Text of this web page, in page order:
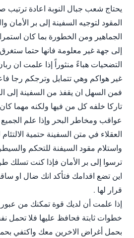
يحتاج شعب جبال النوبة اعادة ترتيب
المقود لتوجيه السفينة إلى بر الأمان
الجماهير ومن الخطورة بما كان
إلى جهة غير معلومة فانها حتما
التضحيات هباءً منثوراً إذا علمت ان
غير هواكم وهي تتمايل وترجكم رجا
فمن السهل ان يقفذ من السفينة إلى
تاركا خلفه كل من فيها ولكنه مهما
عواقب ومخاطر البحر وإذا علم
العقلاء في متن السفينة حتمية
واستلام مقود السيفنة للتحكم
ترسوا إلى بر الأمان فإذا كنت تسلك
اين تضع اقدامك فتأكد انك ضال او
قرار لها .
إذا علمت أن لديك قوة تمكنك من عبور
خطوات ثابتة فحافظ عليها فلا تحمل
بحمل أغراض الاخرين معك واكتفي